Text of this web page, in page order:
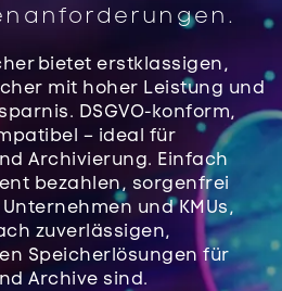
bietet erstklassigen,
mit hoher Leistung und
DSGVO-konform,
– ideal für
Archivierung. Einfach
bezahlen, sorgenfrei
und KMUs,
zuverlässigen,
Speicherlösungen für
Archive sind.